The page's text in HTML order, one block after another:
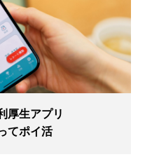
厚生アプリ
てポイ活